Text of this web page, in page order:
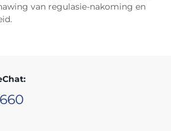
van regulasie-nakoming en